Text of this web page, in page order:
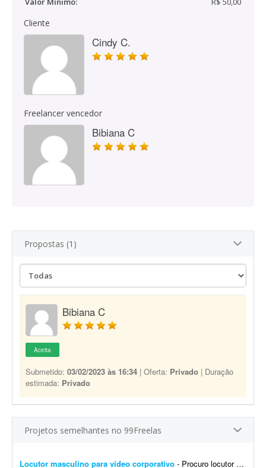
Cliente
Cindy C.
Freelancer vencedor
Bibiana C
Propostas (1)
Bibiana C
Aceita
Submetido: 03/02/2023 às 16:34 | Oferta: Privado | Duração
estimada: Privado
Projetos semelhantes no 99Freelas
Locutor masculino para vídeo corporativo - Procuro locutor profissional com voz masculina, madura, segura e natural para a locução de um vídeo corporativo de aproximadamente 7 a 10 minutos. O roteiro será fornec...